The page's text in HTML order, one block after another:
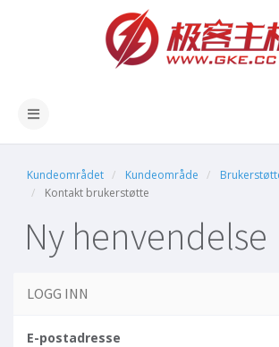
Kundeområdet Kundeområde
Kontakt brukerstøtte
Ny henvendelse
LOGG INN
E-postadresse